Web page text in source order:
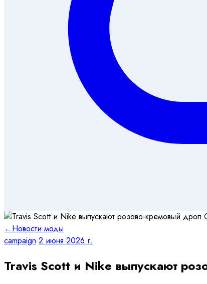
←Новости моды
campaign·2 июня 2026 г.
Travis Scott и Nike выпускают